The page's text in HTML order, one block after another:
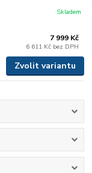
7 999 Kč
6 611 Kč bez DPH
Skladem
Zvolit variantu